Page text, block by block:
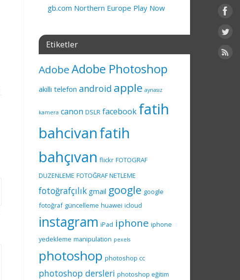
gb.com Northern Europe Play Now
Etiketler
AdobeAdobe Photoshop
akıllı telefon android apple aynasız
kamera canon DSLR facebook fatih
bahcivanfatih
bahçıvan flickr FOTOGRAF
DUZENLEME FOTOĞRAF NETLEME
fotoğrafçılık gmail google google
fotoğraf güncelleme huawei icloud
instagram iPad iphone iphone
yedekleme manipulation pexels
photoshop photoshop cc
photoshop dersleri photoshop eğitim